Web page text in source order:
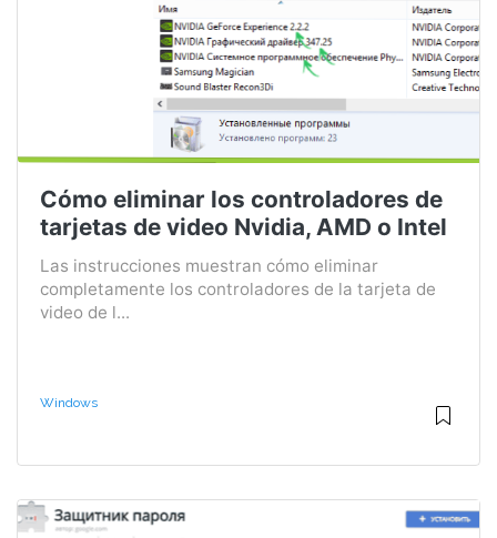
Cómo eliminar los controladores de
tarjetas de video Nvidia, AMD o Intel
Las instrucciones muestran cómo eliminar
completamente los controladores de la tarjeta de
video de l...
Windows